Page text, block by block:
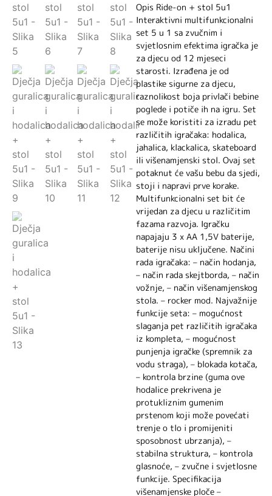
Opis Ride-on + stol 5u1
Interaktivni multifunkcionalni
set 5 u 1 sa zvučnim i
svjetlosnim efektima igračka je
za djecu od 12 mjeseci
starosti. Izrađena je od
plastike sigurne za djecu,
raznolikost boja privlači bebine
poglede i potiče ih na igru. Set
se može koristiti za izradu pet
različitih igračaka: hodalica,
jahalica, klackalica, skateboard
ili višenamjenski stol. Ovaj set
potaknut će vašu bebu da sjedi,
stoji i napravi prve korake.
Multifunkcionalni set bit će
vrijedan za djecu u različitim
fazama razvoja. Igračku
napajaju 3 x AA 1,5V baterije,
baterije nisu uključene. Načini
rada igračaka: – način hodanja,
– način rada skejtborda, – način
vožnje, – način višenamjenskog
stola. – rocker mod. Najvažnije
funkcije seta: – mogućnost
slaganja pet različitih igračaka
iz kompleta, – mogućnost
punjenja igračke (spremnik za
vodu straga), – blokada kotača,
– kontrola brzine (guma ove
hodalice prekrivena je
protukliznim gumenim
prstenom koji može povećati
trenje o tlo i promijeniti
sposobnost ubrzanja), –
stabilna struktura, – kontrola
glasnoće, – zvučne i svjetlosne
funkcije. Specifikacija
višenamjenske ploče –